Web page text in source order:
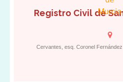
Registro Civil de
Cervantes, esq. Coronel